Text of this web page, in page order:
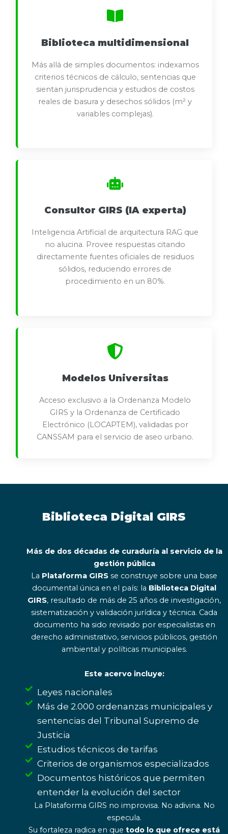
Biblioteca multidimensional
Más allá de simples documentos: indexamos
criterios técnicos de cálculo, sentencias que
sientan jurisprudencia y estudios de costos
reales de basura y desechos sólidos (m² y
variables complejas).
Consultor GIRS (IA experta)
Inteligencia Artificial de arquitectura RAG que
no alucina. Provee respuestas citando
directamente fuentes oficiales de residuos
sólidos, reduciendo errores de
procedimiento en un 80%.
Modelos Universitas
Acceso exclusivo a la Ordenanza Modelo
GIRS y la Ordenanza de Certificado
Electrónico (LOCAPTEM), validadas por
CANSSAM para el servicio de aseo urbano.
Biblioteca Digital GIRS
Más de dos décadas de curaduría al servicio de la
gestión pública
La Plataforma GIRS se construye sobre una base
documental única en el país: la Biblioteca Digital
GIRS, resultado de más de 25 años de investigación,
sistematización y validación jurídica y técnica. Cada
documento ha sido revisado por especialistas en
derecho administrativo, servicios públicos, gestión
ambiental y políticas municipales.
Este acervo incluye:
Leyes nacionales
Más de 2.000 ordenanzas municipales y
sentencias del Tribunal Supremo de
Justicia
Estudios técnicos de tarifas
Criterios de organismos especializados
Documentos históricos que permiten
entender la evolución del sector
La Plataforma GIRS no improvisa. No adivina. No
especula.
Su fortaleza radica en que todo lo que ofrece está